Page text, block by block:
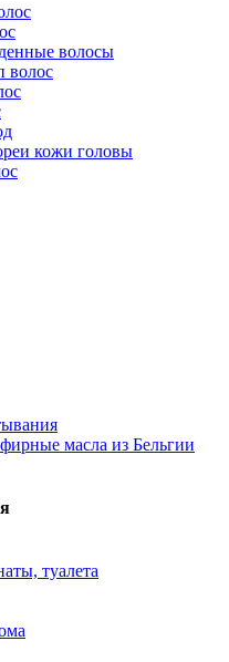
волосы
волос
кожи головы
масла из Бельгии
туалета